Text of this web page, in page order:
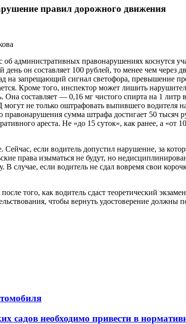
правил дорожного движения
административных правонарушениях коснутся
он составляет 100 рублей, то менее чем
на запрещающий сигнал светофора, превышение
Кроме того, инспектор может лишить
Она составляет — 0,16 мг чистого спирта на 1
не только оштрафовать выпившего водителя
сумма штрафа достигает 50 тысяч
ареста. Не «до 15 суток», как ранее, а «от
если водитель допустил нарушение, за
права изыматься не будут, но
В случае, если водитель не сдал вовремя свои
того, как водитель сдаст теоретический
чтобы вернуть удостоверение должны
садов необходимо привести в